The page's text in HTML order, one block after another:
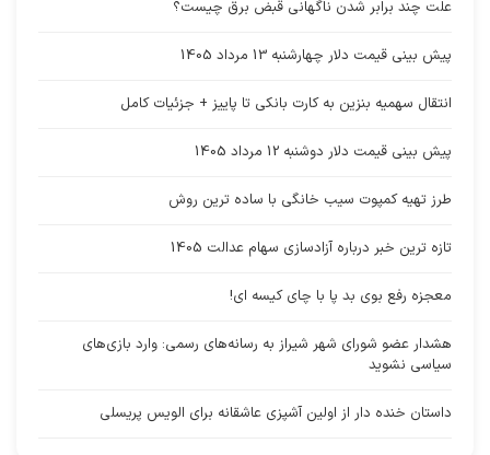
علت چند برابر شدن ناگهانی قبض برق چیست؟
پیش بینی قیمت دلار چهارشنبه 13 مرداد 1405
انتقال سهمیه بنزین به کارت بانکی تا پاییز + جزئیات کامل
پیش بینی قیمت دلار دوشنبه 12 مرداد 1405
طرز تهیه کمپوت سیب خانگی با ساده ترین روش
تازه ترین خبر درباره آزادسازی سهام عدالت 1405
معجزه رفع بوی بد پا با چای کیسه ای!
هشدار عضو شورای شهر شیراز به رسانه‌های رسمی: وارد بازی‌های
سیاسی نشوید
داستان خنده دار از اولین آشپزی عاشقانه برای الویس پریسلی